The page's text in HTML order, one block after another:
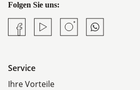
Folgen Sie uns:
Facebook YouTube Instagram Whatsapp
Service
Ihre Vorteile